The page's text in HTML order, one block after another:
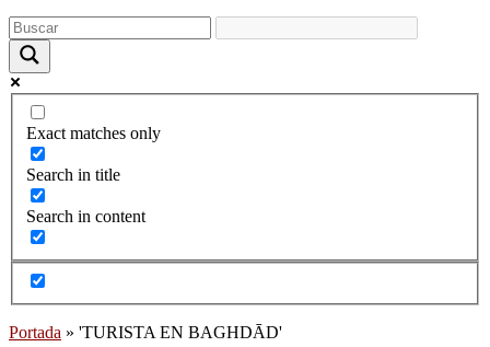
Exact matches only
Search in title
Search in content
Portada » 'TURISTA EN BAGHDĀD'